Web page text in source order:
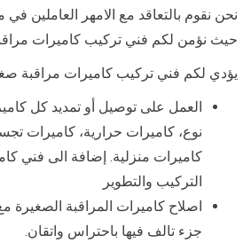
نحن نقوم بالتعاقد مع الامهر العاملين
حيث نؤمن لكم فني تركيب كاميرات
يؤدي لكم فني تركيب كاميرات مراقبة
العمل على توصيل أو تمديد كل
نوع، كاميرات حرارية، كاميرات
كاميرات منزلية. إضافة الى فني
التركيب والتطوير
اصلاح كاميرات المراقبة الصغيرة
جزء تالف فيها باحتراس واتقان.